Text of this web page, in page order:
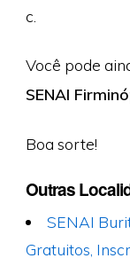
c.
Você pode
SENAI
Boa sorte!
Outras
SENAI
Gratuitos,